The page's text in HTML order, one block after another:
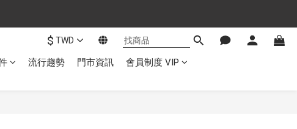
$ TWD
流行趨勢 門市資訊 會員制度 VIP